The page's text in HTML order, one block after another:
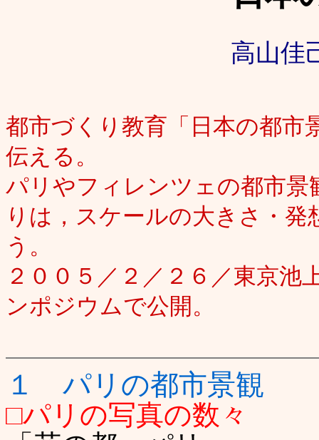
高山佳
都市づくり教育「日本の都市
伝える。
パリやフィレンツェの都市
りは，スケールの大きさ・
う。
２００５／２／２６／東京
ンポジウムで公開。
１ パリの都市景観
□パリの写真の数々